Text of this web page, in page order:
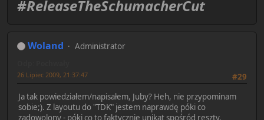
#ReleaseTheSchumacherCut
Woland Administrator
#29
26 Lipiec 2009, 21:37:47
Ja tak powiedziałem/napisałem, Juby? Heh, nie przypominam
sobie;). Z layoutu do "TDK" jestem naprawdę póki co
zadowolony - póki co to faktycznie unikat spośród reszty.